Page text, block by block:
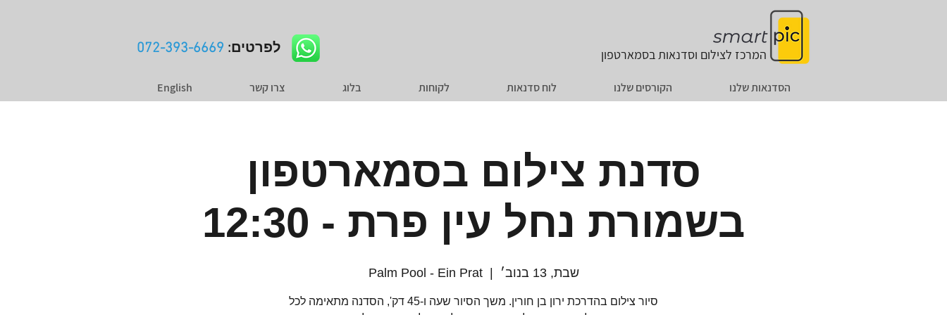
לפרטים: 072-393-6669 המרכז לצילום וסדנאותבסמארטפון
English צרו קשר בלוג לקוחות לוח סדנאות הקורסים שלנו הסדנאות שלנו
סדנת צילום בסמארטפון
בשמורת נחל עין פרת - 12:30
שבת, 13 בנוב׳
  |
Palm Pool - Ein Prat
סיור צילום בהדרכת ירון בן חורין. משך הסיור שעה ו-45 דק', הסדנה מתאימה לכל